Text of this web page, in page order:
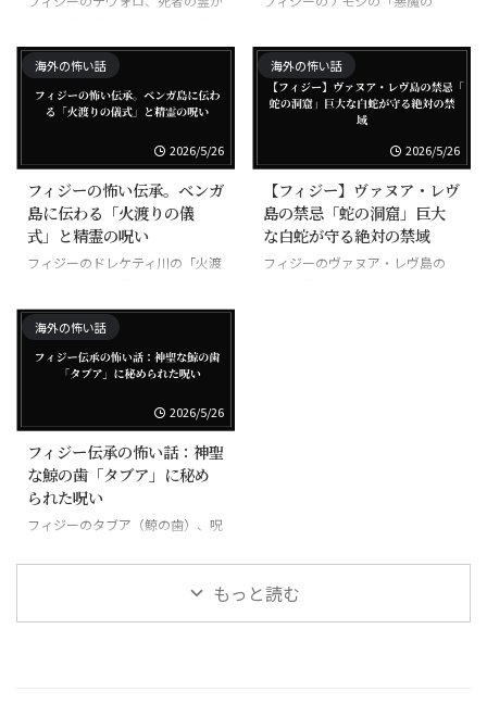
る呪われた岩
海外の怖い話
2026/5/26
フィジーの怖い伝承。ベンガ
島に伝わる「火渡りの儀
式」と精霊の呪い
フィジーのドレケティ川の「火渡
く超自然の力
海外の怖い話
2026/5/26
【フィジー】ヴァヌア・レヴ
島の禁忌「蛇の洞窟」巨大
な白蛇が守る絶対の禁域
フィジーのヴァヌア・レヴ島の
海外の怖い話
2026/5/26
フィジー伝承の怖い話：神聖
な鯨の歯「タブア」に秘め
られた呪い
フィジーのタブア（鯨の歯）、呪
もっと読む